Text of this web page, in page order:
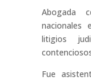
Abogada
nacionales
litigios
Fue